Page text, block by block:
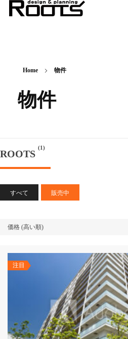
Home 物件
物件
ROOTS
(1)
すべて 販売中
価格 (高い順)
注目